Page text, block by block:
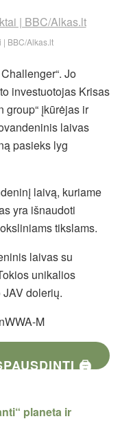
BBC/Alkas.lt
Jo
investuotojas Krisas
group“ įkūrėjas ir
laivas
pasieks lyg
laivą, kuriame
yra išnaudoti
tikslams.
laivas su
unikalios
dolerių.
M
🖨
planeta ir